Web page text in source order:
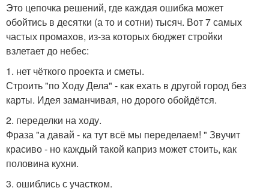
Это цепочка решений, где каждая ошибка может
обойтись в десятки (а то и сотни) тысяч. Вот 7 самых
частых промахов, из-за которых бюджет стройки
взлетает до небес:
1. нет чёткого проекта и сметы.
Строить "по Ходу Дела" - как ехать в другой город без
карты. Идея заманчивая, но дорого обойдётся.
2. переделки на ходу.
Фраза "а давай - ка тут всё мы переделаем! " Звучит
красиво - но каждый такой каприз может стоить, как
половина кухни.
3. ошиблись с участком.